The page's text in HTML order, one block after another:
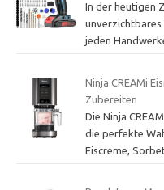
In der heutigen
unverzichtbares
jeden
Ninja CREAMi
Zubereiten
Die Ninja
die perfekte
Eiscreme,